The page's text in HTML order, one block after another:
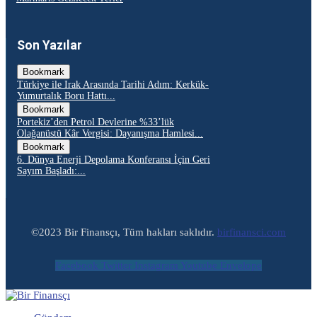
Son Yazılar
Bookmark
Türkiye ile Irak Arasında Tarihi Adım: Kerkük-
Yumurtalık Boru Hattı...
Bookmark
Portekiz’den Petrol Devlerine %33’lük
Olağanüstü Kâr Vergisi: Dayanışma Hamlesi...
Bookmark
6. Dünya Enerji Depolama Konferansı İçin Geri
Sayım Başladı:...
©2023 Bir Finansçı, Tüm hakları saklıdır. birfinansci.com
Facebook Twitter Instagram Youtube Envelope